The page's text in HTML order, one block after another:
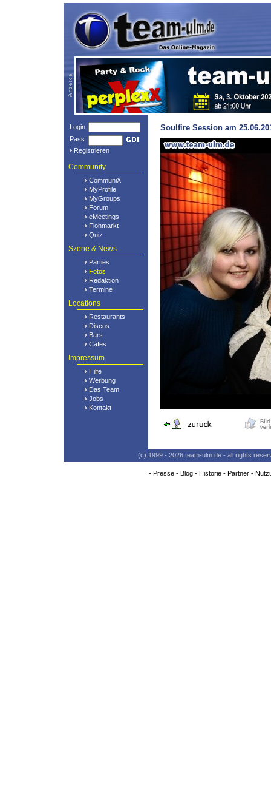
Login
Pass
Registrieren
Community
CommuniX
MyProfile
MyGroups
Forum
eMeetings
Flohmarkt
Quiz
Szene & News
Parties
Fotos
Redaktion
Termine
Locations
Restaurants
Discos
Bars
Cafes
Impressum
Hilfe
Werbung
Das Team
Jobs
Kontakt
Soulfire Session am
(c) 1999 - 2026 team-ulm.de - all rights
- Presse- Blog- Historie- Partner-